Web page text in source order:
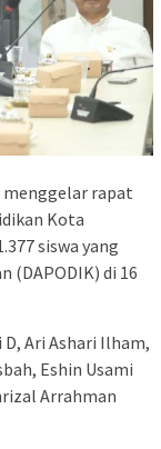
menggelar rapat
Kota
siswa yang
(DAPODIK) di 16
Ari Ashari Ilham,
Eshin Usami
Arrahman